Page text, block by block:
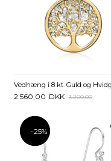
2.560,00 DKK 3.200,00
-25%
-25%